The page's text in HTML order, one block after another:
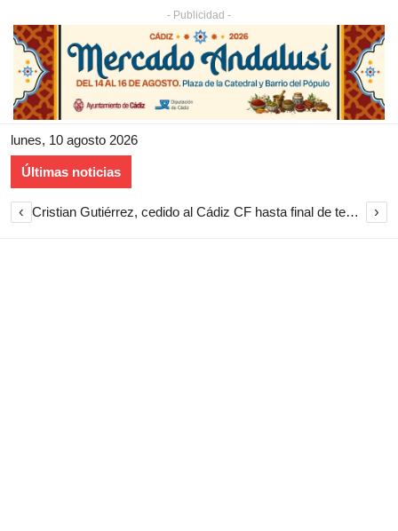
- Publicidad -
lunes, 10 agosto 2026
Últimas noticias
‹ Cristian Gutiérrez, cedido al Cádiz CF hasta final de temporada ›